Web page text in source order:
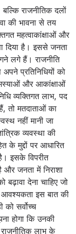
राजनीतिक दलों
की भावना से तय
महत्वाकांक्षाओं और
दिया है। इससे जनता
लगे हैं। राजनीति
प्रतिनिधियों को
और आकांक्षाओं
व्यक्तिगत लाभ, पद
तो मतदाताओं का
नहीं मानी जा
व्यवस्था की
के मुद्दों पर आधारित
इसके विपरीत
और जनता में निराशा
देना चाहिए जो
आवश्यकता इस बात की
को सर्वोच्च
होगा कि उनकी
लाभ के